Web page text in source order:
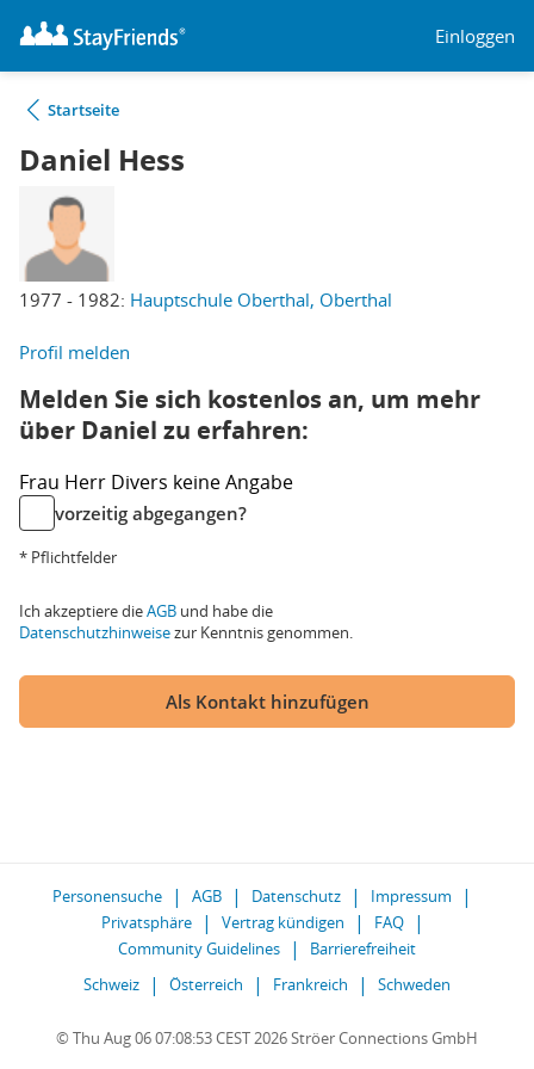
Einloggen
Startseite
Daniel Hess
1977 - 1982: Hauptschule Oberthal, Oberthal
Profil melden
Melden Sie sich kostenlos an, um mehr
über Daniel zu erfahren:
Frau Herr Divers keine Angabe
vorzeitig abgegangen?
* Pflichtfelder
Ich akzeptiere dieAGB und habe die
Datenschutzhinweisezur Kenntnis genommen.
Als Kontakt hinzufügen
Personensuche AGB Datenschutz
Impressum
Privatsphäre
Vertrag kündigen
FAQ
Community Guidelines
Barrierefreiheit
Schweiz
Österreich Frankreich Schweden
© Thu Aug 06 07:08:53 CEST 2026 Ströer Connections GmbH